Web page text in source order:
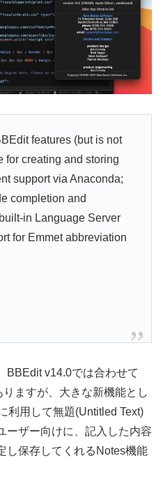
features (but is not
for creating and storing
support via Anaconda;
completion and
in Language Server
for Emmet abbreviation
v14.0では合わせて
ますが、大きな新機能とし
利用して無題(Untitled Text)
ーザー向けに、記入した内容
し保存してくれるNotes機能